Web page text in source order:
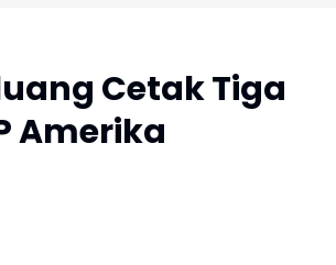
Cetak Tiga
Amerika